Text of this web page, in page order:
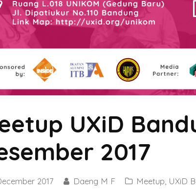
UXiD
2017
2017 Daeng M F Meetup UXiD